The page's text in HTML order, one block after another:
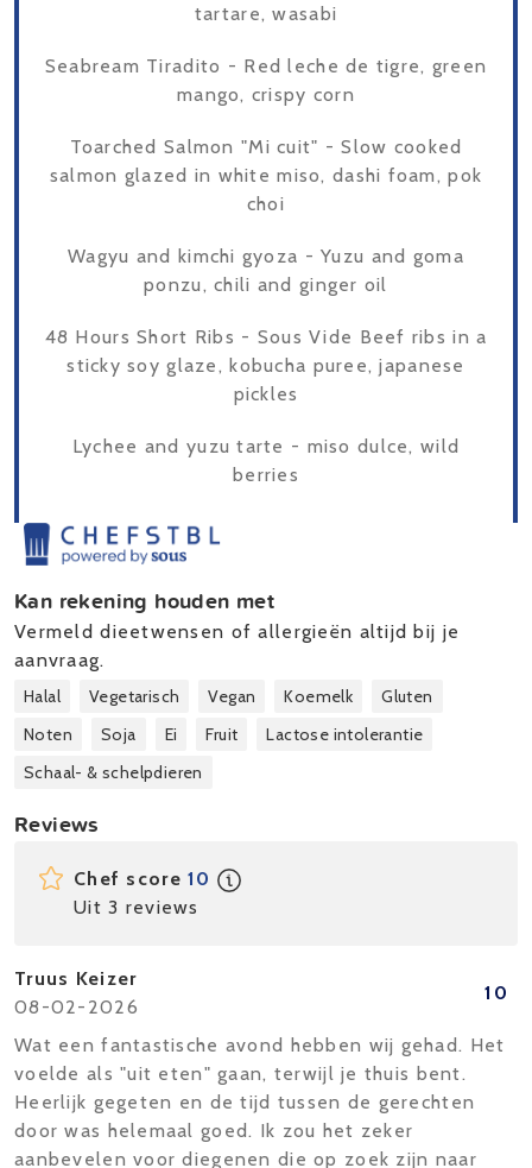
tartare, wasabi
Seabream Tiradito - Red leche de tigre, green
mango, crispy corn
Toarched Salmon "Mi cuit" - Slow cooked
salmon glazed in white miso, dashi foam, pok
choi
Wagyu and kimchi gyoza - Yuzu and goma
ponzu, chili and ginger oil
48 Hours Short Ribs - Sous Vide Beef ribs in a
sticky soy glaze, kobucha puree, japanese
pickles
Lychee and yuzu tarte - miso dulce, wild
berries
Kan rekening houden met
Vermeld dieetwensen of allergieën altijd bij je
aanvraag.
Halal Vegetarisch Vegan Koemelk
Gluten
Noten
Soja Ei Fruit
Lactose intolerantie
Schaal- & schelpdieren
Reviews
Chef score10
Uit 3 reviews
Truus Keizer
08-02-2026
10
Wat een fantastische avond hebben wij gehad. Het
voelde als "uit eten" gaan, terwijl je thuis bent.
Heerlijk gegeten en de tijd tussen de gerechten
door was helemaal goed. Ik zou het zeker
aanbevelen voor diegenen die op zoek zijn naar